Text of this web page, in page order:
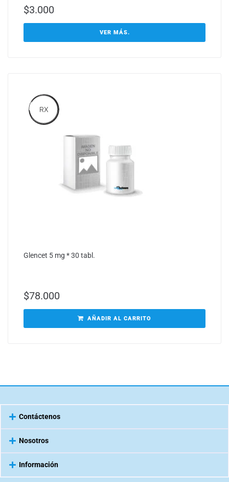
$3.000
VER MÁS.
RX
Glencet 5 mg * 30 tabl.
$78.000
AÑADIR AL CARRITO
Contáctenos
Nosotros
Información